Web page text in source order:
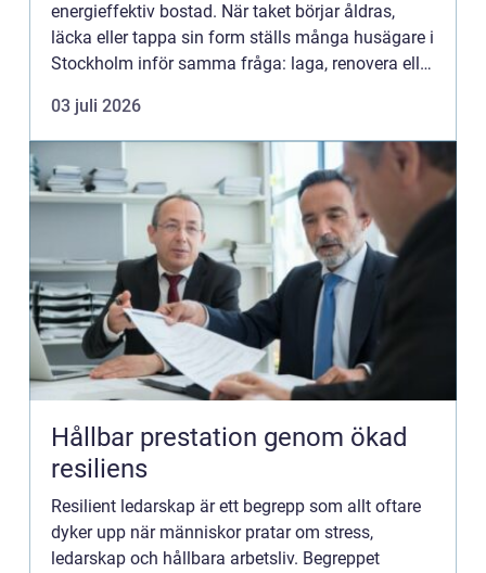
energieffektiv bostad. När taket börjar åldras,
läcka eller tappa sin form ställs många husägare i
Stockholm inför samma fråga: laga, renovera eller
oc...
03 juli 2026
Hållbar prestation genom ökad
resiliens
Resilient ledarskap är ett begrepp som allt oftare
dyker upp när människor pratar om stress,
ledarskap och hållbara arbetsliv. Begreppet